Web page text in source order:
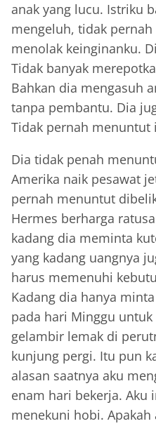
anak yang lucu. Istriku
mengeluh, tidak
menolak keinginanku.
Tidak banyak
Bahkan dia mengasuh
tanpa pembantu. Dia
Tidak pernah
Dia tidak penah
Amerika naik pesawat
pernah menuntut
Hermes berharga
kadang dia meminta
yang kadang uangnya
harus memenuhi
Kadang dia hanya
pada hari Minggu
gelambir lemak di
kunjung pergi. Itu pun
alasan saatnya aku
enam hari bekerja. Aku
menekuni hobi. Apakah